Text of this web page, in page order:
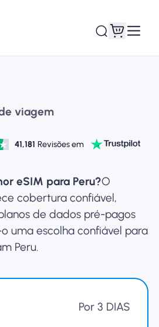
viagem
41,181 Revisões em
eSIM para Peru?O
cobertura confiável,
de dados pré-pagos
uma escolha confiável para
Peru.
Por 3 DIAS